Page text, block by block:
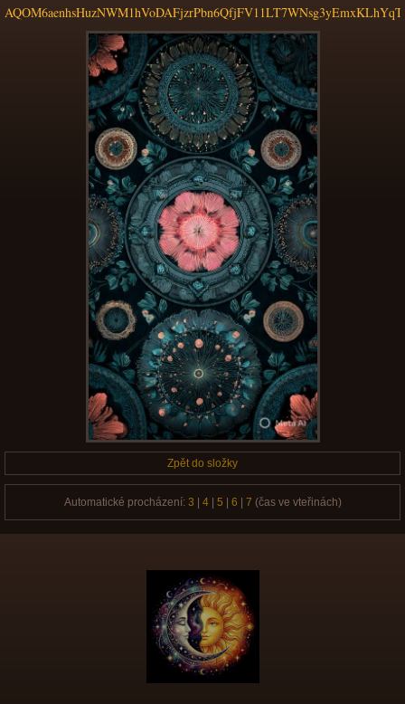
Zpět do složky
Automatické procházení: 3 4| 5 6 7 (čas ve vteřinách)